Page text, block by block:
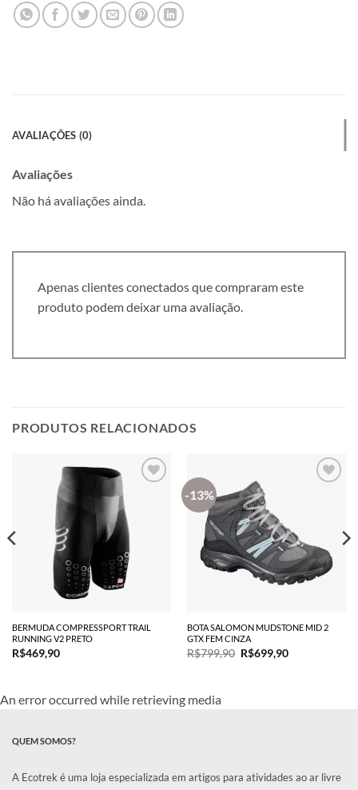
AVALIAÇÕES (0)
Avaliações
Não há avaliações ainda.
Apenas clientes conectados que compraram este
produto podem deixar uma avaliação.
PRODUTOS RELACIONADOS
BERMUDA COMPRESSPORT TRAIL
RUNNING V2 PRETO
R$469,90
-13%
BOTA SALOMON MUDSTONE MID 2
GTX FEM CINZA
R$799,90 O
R$699,90O
An error occurred while retrieving media
QUEM SOMOS?
A Ecotrek é uma loja especializada em artigos para atividades ao ar livre